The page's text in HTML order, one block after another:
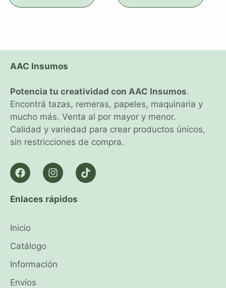
AAC Insumos
Potencia tu creatividad con AAC Insumos.
Encontrá tazas, remeras, papeles, maquinaria y
mucho más. Venta al por mayor y menor.
Calidad y variedad para crear productos únicos,
sin restricciones de compra.
Enlaces rápidos
Inicio
Catálogo
Información
Envíos